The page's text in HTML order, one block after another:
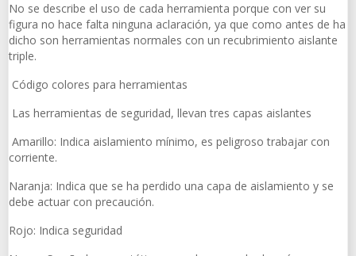
No se describe el uso de cada herramienta porque con ver su
figura no hace falta ninguna aclaración, ya que como antes de ha
dicho son herramientas normales con un recubrimiento aislante
triple.
Código colores para herramientas
Las herramientas de seguridad, llevan tres capas aislantes
Amarillo: Indica aislamiento mínimo, es peligroso trabajar con
corriente.
Naranja: Indica que se ha perdido una capa de aislamiento y se
debe actuar con precaución.
Rojo: Indica seguridad